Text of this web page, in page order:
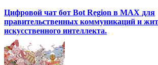
Цифровой чат бот Вot Region в MAX для
правительственных коммуникаций и
искусственного интеллекта.